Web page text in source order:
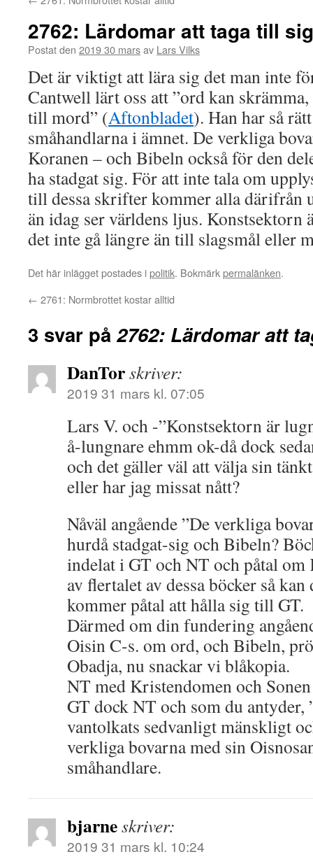
2762: Lärdomar att taga till sig
Postat den 2019 30 marsav Lars Vilks
Det är viktigt att lära sig det man inte
Cantwell lärt oss att ”ord kan
till mord” (Aftonbladet). Han har så
småhandlarna i ämnet. De verkliga
Koranen – och Bibeln också för den
ha stadgat sig. För att inte tala om
till dessa skrifter kommer alla därifrån
än idag ser världens ljus. Konstsektorn
det inte gå längre än till slagsmål eller
Det här inlägget postades ipolitik. Bokmärkpermalänken.
← 2761: Normbrottet kostar alltid
3 svar på2762: Lärdomar att
DanTorskriver:
2019 31 mars kl. 07:05
Lars V. och -”Konstsektorn är
å-lungnare ehmm ok-då dock
och det gäller väl att välja sin
eller har jag missat nått?
Nåväl angående ”De verkliga
hurdå stadgat-sig och Bibeln?
indelat i GT och NT och påtal om
av flertalet av dessa böcker så
kommer påtal att hålla sig till GT.
Därmed om din fundering
Oisin C-s. om ord, och Bibeln,
Obadja, nu snackar vi blåkopia.
NT med Kristendomen och
GT dock NT och som du antyder,
vantolkats sedvanligt mänskligt
verkliga bovarna med sin
småhandlare.
bjarneskriver:
2019 31 mars kl. 10:24